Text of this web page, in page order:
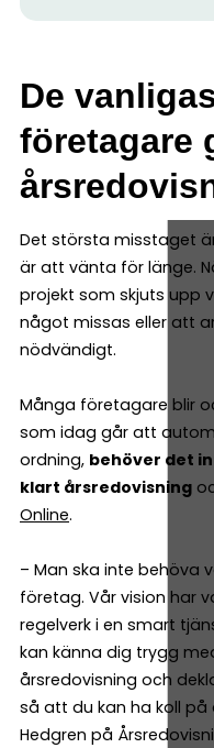
De
företagare
Det största misstaget
är att vänta för länge.
projekt som skjuts upp
något missas eller att
nödvändigt.
Många företagare blir
som idag går att
ordning, behöver det
klart årsredovisning
Online.
– Man ska inte behöva
företag. Vår vision har
regelverk i en smart
kan känna dig trygg
årsredovisning och
så att du kan ha koll på
Hedgren på